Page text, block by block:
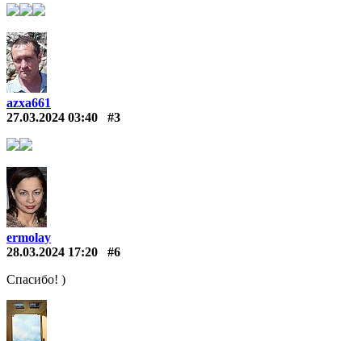
azxa661
27.03.2024 03:40
#3
ermolay
28.03.2024 17:20
#6
Спасибо! )